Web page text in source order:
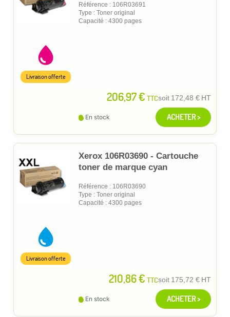
Référence : 106R03691
Type : Toner original
Capacité : 4300 pages
206,97 € TTCsoit 172,48 € HT
Livraison offerte
En stock ACHETER >
Xerox 106R03690 - Cartouche
toner de marque cyan
Référence : 106R03690
Type : Toner original
Capacité : 4300 pages
210,86 € TTCsoit 175,72 € HT
Livraison offerte
En stock ACHETER >